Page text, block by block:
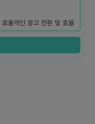
율적인 광고 전환 및 효율
이들은 지금 당장 사용할
팅 팀은 지속적인 성과를
능이 필요해질 것입니다.